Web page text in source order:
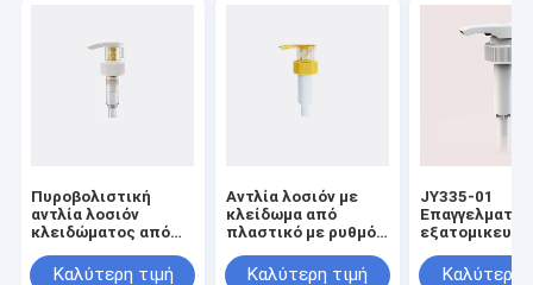
Πυροβολιστική
αντλία λοσιόν
κλειδώματος από
ρυθμό εκφόρτωσης
Καλύτερη τιμή
Αντλία λοσιόν με
κλείδωμα από
πλαστικό με ρυθμό
4,0±0,50ml/T για
Καλύτερη τιμή
JY335-01
πλαστική
Καλύτερη